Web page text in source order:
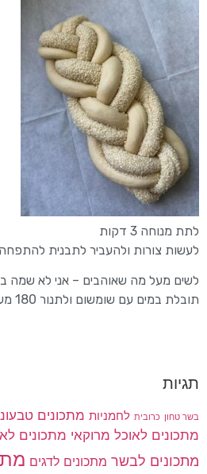
לתת מנוחה 3 דקות
לעשות צורות ולהעביר לתבנית להתפחה שניה
לשים מעל מה שאוהבים – אני לא שמה
תובלת במים עם שומשום ולתנור 180 מעלות עד שמשחים יפה.
תגיות
בשר טחון כרובית לחמניות מתכונים
מתכונים לאוכל מרוקאי מתכונים
מתכונים לבשר מתכונים לדגים